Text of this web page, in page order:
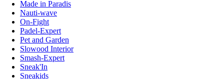
Made in Paradis
Nauti-wave
On-Fight
Padel-Expert
Pet and Garden
Slowood Interior
Smash-Expert
Sneak'In
Sneakids